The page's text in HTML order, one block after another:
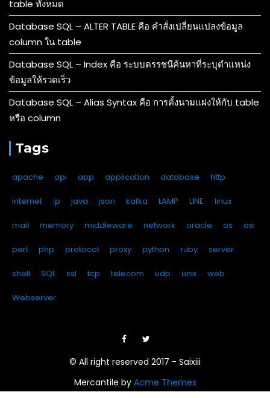
table ทั้งหมด
Database SQL – ALTER TABLE คือ คำสั่งเปลี่ยนแปลงข้อมูล
column ใน table
Database SQL – Index คือ ระบบดรรชนีค้นหาที่ระบุตำแหน่ง
ข้อมูลให้รวดเร็ว
Database SQL – Alias Syntax คือ การตั้งนามแฝงให้กับ table
หรือ column
Tags
apache api app application database http
internet ip java json kafka LAMP LINE linux
mail memory middleware network oracle os osi
perl php protocol proxy python ruby server
shell SQL ssl tcp telecom udp unix web
Webserver
© All right reserved 2017 - Saixiii
Mercantile by Acme Themes